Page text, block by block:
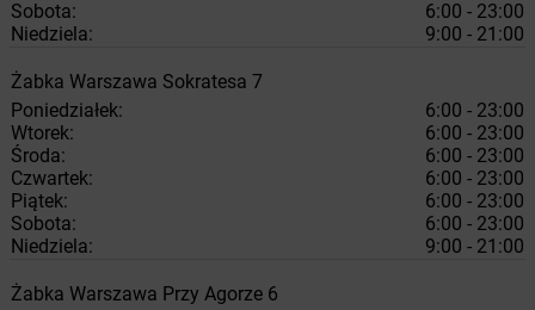
Sobota:
6:00 - 23:00
Niedziela:
9:00 - 21:00
Żabka Warszawa Sokratesa 7
Poniedziałek:
6:00 - 23:00
Wtorek:
6:00 - 23:00
Środa:
6:00 - 23:00
Czwartek:
6:00 - 23:00
Piątek:
6:00 - 23:00
Sobota:
6:00 - 23:00
Niedziela:
9:00 - 21:00
Żabka Warszawa Przy Agorze 6